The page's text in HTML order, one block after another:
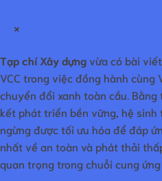
×
Tạp chí Xây dựngvừa có bài
VCC trong việc đồng hành cùng
chuyển đổi xanh toàn cầu.
kết phát triển bền vững, hệ sinh
ngừng được tối ưu hóa để đáp
nhất về an toàn và phát thải
quan trọng trong chuỗi cung